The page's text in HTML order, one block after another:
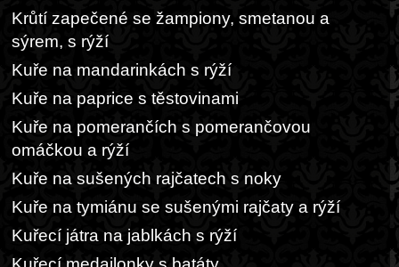
Krůtí zapečené se žampiony, smetanou a
sýrem, s rýží
Kuře na mandarinkách s rýží
Kuře na paprice s těstovinami
Kuře na pomerančích s pomerančovou
omáčkou a rýží
Kuře na sušených rajčatech s noky
Kuře na tymiánu se sušenými rajčaty a rýží
Kuřecí játra na jablkách s rýží